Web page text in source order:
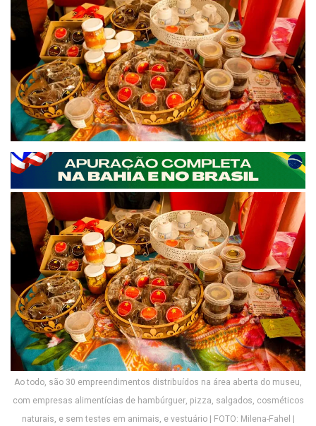
Ao todo, são 30 empreendimentos distribuídos na área aberta do museu,
com empresas alimentícias de hambúrguer, pizza, salgados, cosméticos
naturais, e sem testes em animais, e vestuário | FOTO: Milena-Fahel |